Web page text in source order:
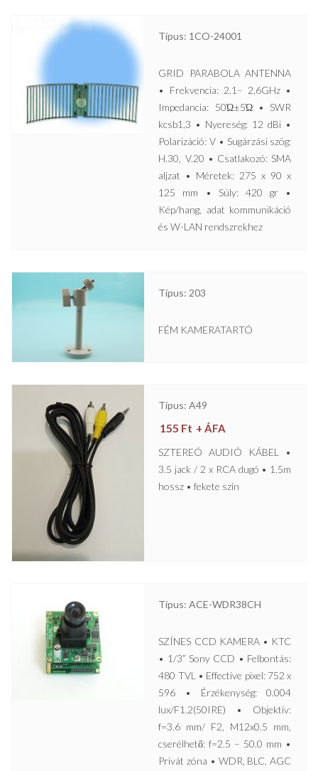
Típus: 1CO-24001
GRID PARABOLA ANTENNA
• Frekvencia: 2.1– 2,6GHz •
Impedancia: 50Ώ±5Ώ • SWR
kcsb1,3 • Nyereség: 12 dBi •
Polarizáció: V • Sugárzási szög:
H.30, V.20 • Csatlakozó: SMA
aljzat • Méretek: 275 x 90 x
125 mm • Súly: 420 gr •
Kép/hang, adat kommunikáció
és W-LAN rendszrekhez
Típus: 203
FÉM KAMERATARTÓ
Típus: A49
155 Ft + ÁFA
SZTEREÓ AUDIÓ KÁBEL •
3.5 jack / 2 x RCA dugó • 1.5m
hossz • fekete szín
Típus: ACE-WDR38CH
SZÍNES CCD KAMERA • KTC
• 1/3” Sony CCD • Felbontás:
480 TVL • Effective pixel: 752 x
596 • Érzékenység: 0.004
lux/F1.2(50IRE) • Objektív:
f=3.6 mm/ F2, M12x0.5 mm,
cserélhető: f=2.5 – 50.0 mm •
Privát zóna • WDR, BLC, AGC